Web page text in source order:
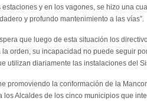
y en los vagones, se hizo una
y profundo mantenimiento a las vías”.
que luego de esta situación los
orden, su incapacidad no puede seguir
utilizan diariamente las instalaciones del
promoviendo la conformación de la
Alcaldes de los cinco municipios que